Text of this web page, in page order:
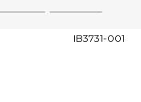
4 5
IB3731-001